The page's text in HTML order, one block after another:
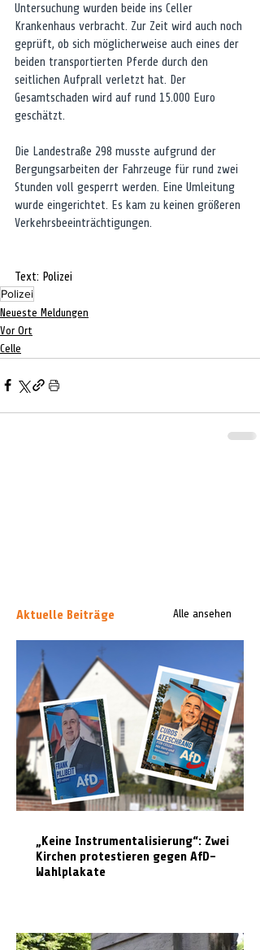
Untersuchung wurden beide ins Celler
Krankenhaus verbracht. Zur Zeit wird auch noch
geprüft, ob sich möglicherweise auch eines der
beiden transportierten Pferde durch den
seitlichen Aufprall verletzt hat. Der
Gesamtschaden wird auf rund 15.000 Euro
geschätzt.
Die Landestraße 298 musste aufgrund der
Bergungsarbeiten der Fahrzeuge für rund zwei
Stunden voll gesperrt werden. Eine Umleitung
wurde eingerichtet. Es kam zu keinen größeren
Verkehrsbeeinträchtigungen.
Text: Polizei
Polizei
Neueste Meldungen
Vor Ort
Celle
Aktuelle Beiträge Alle ansehen
„Keine Instrumentalisierung“: Zwei
Kirchen protestieren gegen AfD-
Wahlplakate